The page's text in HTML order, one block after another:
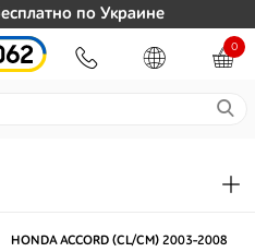
по Украине
0
HONDA ACCORD (CL/CM) 2003-2008